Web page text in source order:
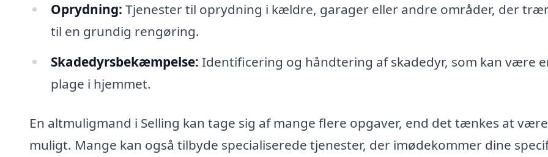
Oprydning: Tjenester til oprydning i kældre, garager eller andre områder, der
til en grundig rengøring.
Skadedyrsbekæmpelse: Identificering og håndtering af skadedyr, som kan være
plage i hjemmet.
En altmuligmand i Selling kan tage sig af mange flere opgaver, end det tænkes at være
muligt. Mange kan også tilbyde specialiserede tjenester, der imødekommer dine